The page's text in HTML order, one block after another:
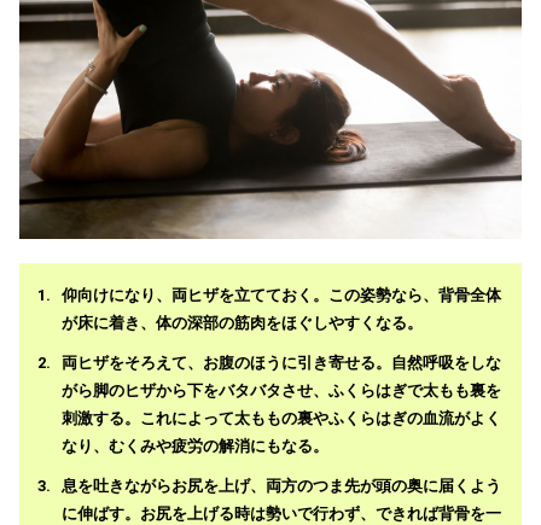
仰向けになり、両ヒザを立てておく。この姿勢なら、背骨全体
が床に着き、体の深部の筋肉をほぐしやすくなる。
両ヒザをそろえて、お腹のほうに引き寄せる。自然呼吸をしな
がら脚のヒザから下をバタバタさせ、ふくらはぎで太もも裏を
刺激する。これによって太ももの裏やふくらはぎの血流がよく
なり、むくみや疲労の解消にもなる。
息を吐きながらお尻を上げ、両方のつま先が頭の奥に届くよう
に伸ばす。お尻を上げる時は勢いで行わず、できれば背骨を一